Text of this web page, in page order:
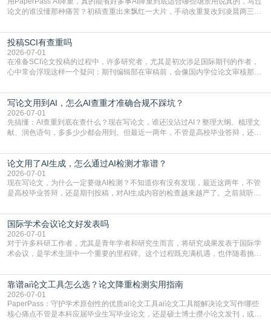
论文的谁没懂那种痛苦？初稿查重出来飘红一大片，手动改重复改到凌晨两三
到秃头。这时候靠谱的AI降重真的就是救命稻草，选对工具，半天就能搞定你两
三天都做不完的事。不是所有人都需要用AI降重，但如果你符合下面这些场景，
真的可以试试：初稿写完重复率远超要
投稿SCI有查重吗
2026-07-01
在准备SCI论文投稿的过程中，许多研究者，尤其是初次涉足国际期刊的作者，
心中常会浮现这样一个疑问：期刊编辑部在审稿前，会像国内学位论文审核那
论文的初审通过率。实际上，SCI期刊对重复内容的审查是严谨投稿流程中不可
或缺的一环。本篇AEIC学术交流中心小编就为大家介绍“投稿SCI有查重吗”。
一、查重是标准流程答案是明确的：绝大多数S
写论文用到AI，怎么AI查重才准确合规不踩坑？
2026-07-01
先搞懂：AI查重到底在查什么？现在写论文，谁还没沾过AI？整理大纲、梳理文
献、润色语句，多多少少都会用到。但最近一两年，不管是高校毕业答辩，还是
须加做AI查重。很多人分不清，AI查重和普通查重到底有啥区别？这里说透：普
通查重查的是你的文字和已公开文献的重复比例，防的是抄袭；AI查重查的是你
的内容里，有多少是AI生成的，防的是过
论文用了AI生成，怎么通过AI检测才靠谱？
2026-07-01
现在写论文，为什么一定要做AI检测？不知道你有没有发现，最近这两年，不管
是高校毕业答辩，还是期刊投稿，对AI生成内容的检查越来越严了。之前就听身
要求修改，还差点被判定学术不规范，真的太冤了。现在国内多数高校和核心期
刊，都已经明确出台了相关规定：如果使用AI生成内容辅助写作，必须明确标
注，未标注的AI生成内容会被认定为不符合学
国际学术会议论文好发表吗
2026-07-01
对于许多科研工作者，尤其是青年学者和研究生而言，将研究成果发表于国际学
术会议，是学术生涯中一个重要的里程碑。这个过程既充满机遇，也伴随着挑
疑问：国际学术会议论文到底好不好发表？其价值和难度究竟如何衡量。本篇
AEIC学术交流中心小编就为大家介绍“国际学术会议论文好发表吗”。一、会议论
文发表的相对优势与期刊论文相比，国际会议论文的发
靠谱ai论文工具怎么选？论文降重检测实用指南
2026-07-01
PaperPass：守护学术原创性的优质ai论文工具ai论文工具能解决论文写作哪些
核心痛点不管是本科应届毕业生写毕业论文，还是硕士博士攒小论文发刊，或是